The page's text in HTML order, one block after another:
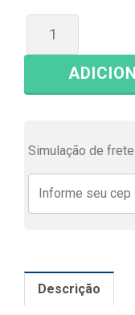
Simulação de frete
Descrição